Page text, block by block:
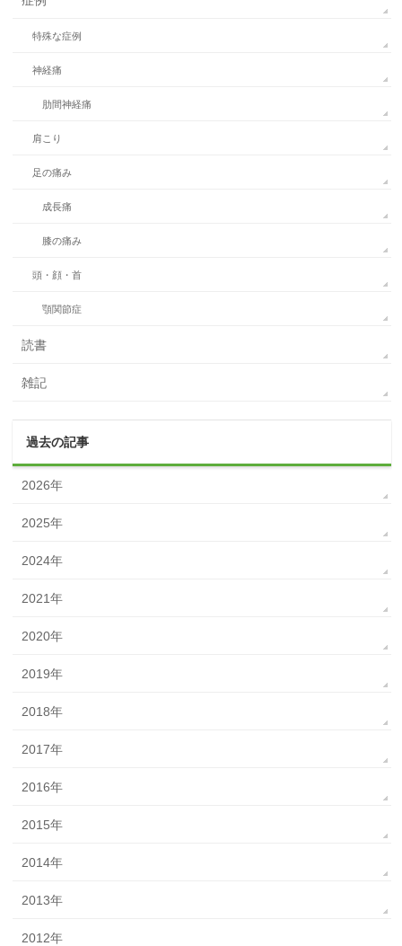
特殊な症例
神経痛
肋間神経痛
肩こり
足の痛み
成長痛
膝の痛み
頭・顔・首
顎関節症
読書
雑記
過去の記事
2026年
2025年
2024年
2021年
2020年
2019年
2018年
2017年
2016年
2015年
2014年
2013年
2012年